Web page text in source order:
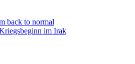
back to normal
im Irak